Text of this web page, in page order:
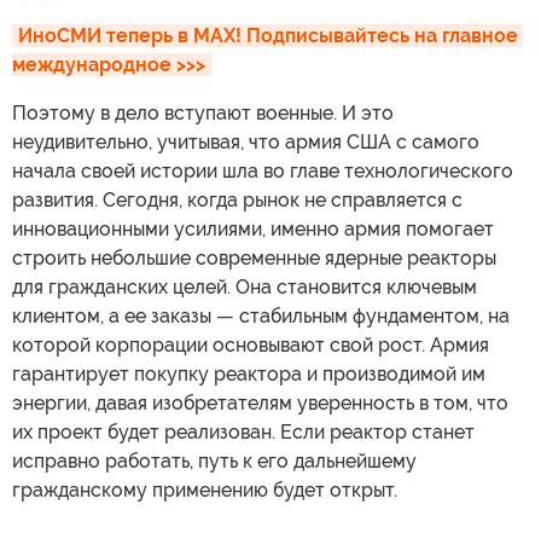
ИноСМИ теперь в MAX! Подписывайтесь на главное
международное >>>
Поэтому в дело вступают военные. И это
неудивительно, учитывая, что армия США с самого
начала своей истории шла во главе технологического
развития. Сегодня, когда рынок не справляется с
инновационными усилиями, именно армия помогает
строить небольшие современные ядерные реакторы
для гражданских целей. Она становится ключевым
клиентом, а ее заказы — стабильным фундаментом, на
которой корпорации основывают свой рост. Армия
гарантирует покупку реактора и производимой им
энергии, давая изобретателям уверенность в том, что
их проект будет реализован. Если реактор станет
исправно работать, путь к его дальнейшему
гражданскому применению будет открыт.